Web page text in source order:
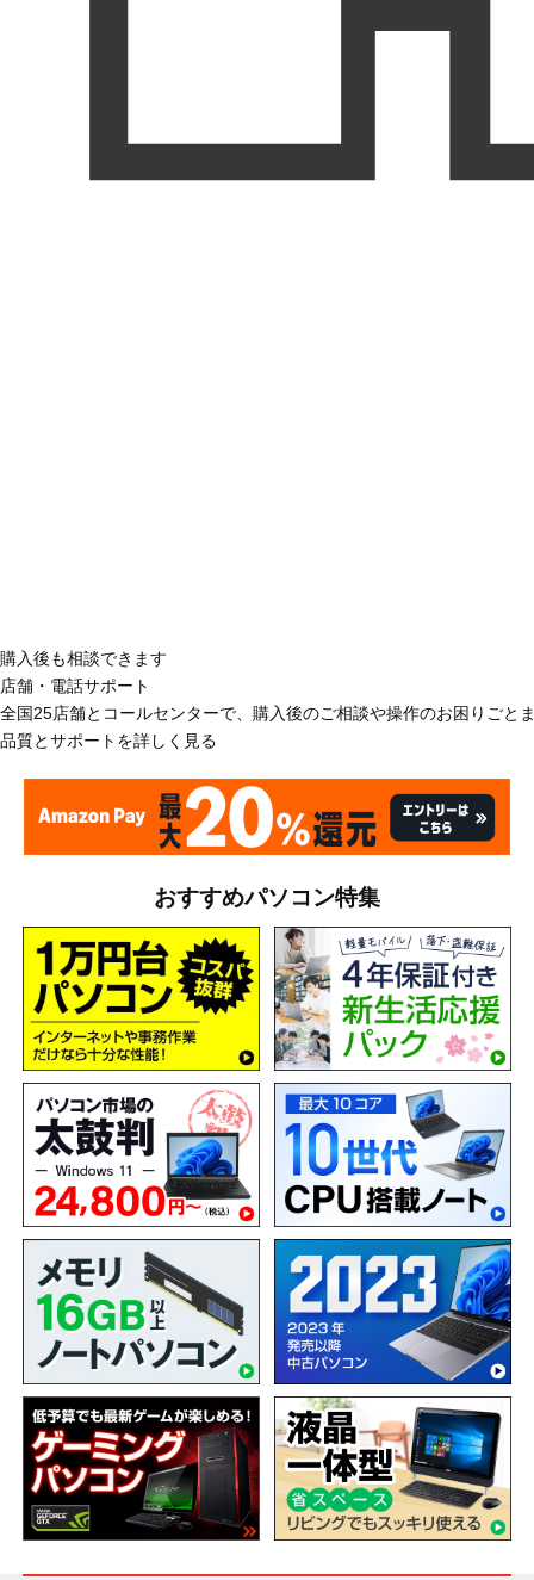
購入後も相談できます
店舗・電話サポート
全国25店舗とコールセンターで、購入後のご相談や操作のお困りごと
品質とサポートを詳しく見る
おすすめパソコン特集